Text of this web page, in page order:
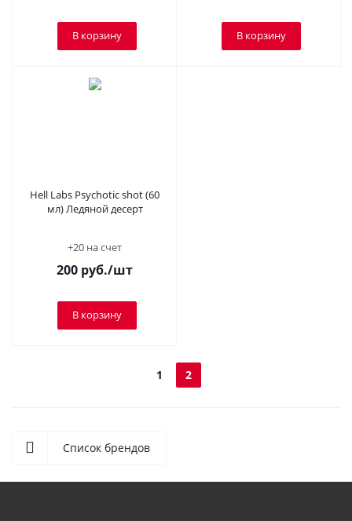
В корзину В корзину
Hell Labs Psychotic shot (60
мл) Ледяной десерт
+20 на счет
200 руб./шт
В корзину
1 2
Список брендов